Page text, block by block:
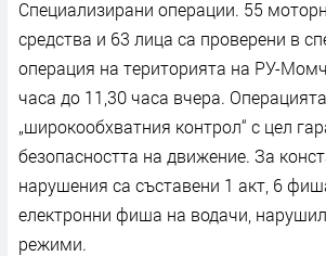
Специализирани операции. 55
средства и 63 лица са проверени в
операция на територията на РУ-
часа до 11,30 часа вчера.
„широкообхватния контрол“ с цел
безопасността на движение. За
нарушения са съставени 1 акт, 6
електронни фиша на водачи,
режими.